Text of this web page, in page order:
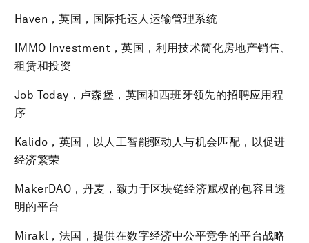
Haven，英国，国际托运人运输管理系统
IMMO Investment，英国，利用技术简化房地产销售、
租赁和投资
Job Today，卢森堡，英国和西班牙领先的招聘应用程
序
Kalido，英国，以人工智能驱动人与机会匹配，以促进
经济繁荣
MakerDAO，丹麦，致力于区块链经济赋权的包容且透
明的平台
Mirakl，法国，提供在数字经济中公平竞争的平台战略